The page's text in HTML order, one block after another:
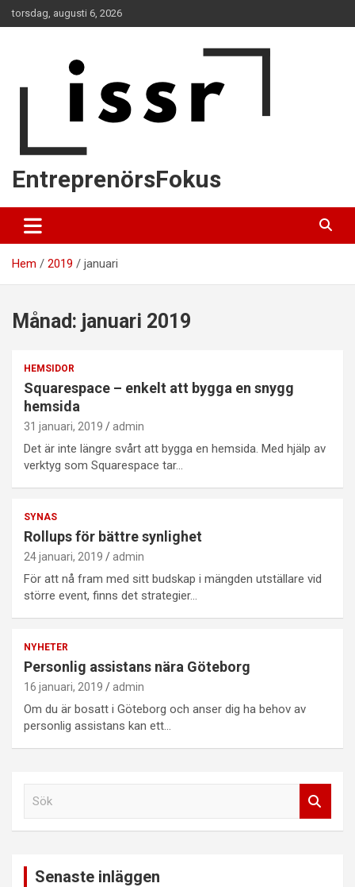
Hoppa
till
torsdag, augusti 6, 2026
EntreprenörsFokus
Hem 2019 januari
Månad: januari 2019
HEMSIDOR
Squarespace – enkelt att bygga en snygg
hemsida
31 januari, 2019 admin
Det är inte längre svårt att bygga en hemsida. Med hjälp av
verktyg som Squarespace tar…
SYNAS
Rollups för bättre synlighet
24 januari, 2019 admin
För att nå fram med sitt budskap i mängden utställare vid
större event, finns det strategier…
NYHETER
Personlig assistans nära Göteborg
16 januari, 2019 admin
Om du är bosatt i Göteborg och anser dig ha behov av
personlig assistans kan ett…
Senaste inläggen